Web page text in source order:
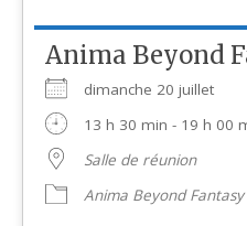
Anima Beyond
dimanche 20 juillet
13 h 30 min - 19 h 00
Salle de réunion
Anima Beyond Fantasy